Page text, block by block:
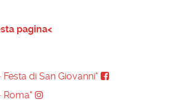
pagina<
di San Giovanni"
Roma"